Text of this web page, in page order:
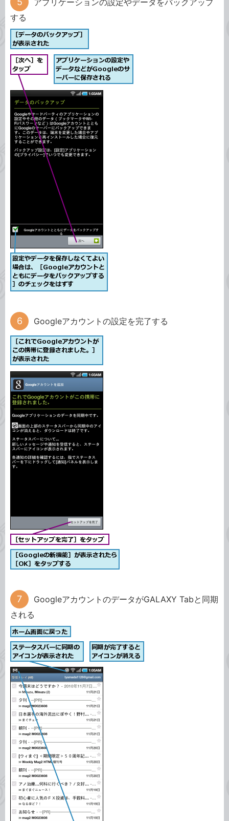
アプリケーションの設定やデータをバックアップ
する
Googleアカウントの設定を完了する
GoogleアカウントのデータがGALAXY Tabと同期
される